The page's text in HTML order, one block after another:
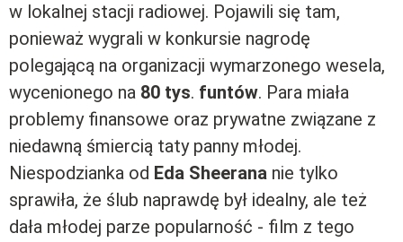
w lokalnej stacji radiowej. Pojawili się tam,
ponieważ wygrali w konkursie nagrodę
polegającą na organizacji wymarzonego wesela,
wycenionego na 80 tys. funtów. Para miała
problemy finansowe oraz prywatne związane z
niedawną śmiercią taty panny młodej.
Niespodzianka od Eda Sheerana nie tylko
sprawiła, że ślub naprawdę był idealny, ale też
dała młodej parze popularność - film z tego